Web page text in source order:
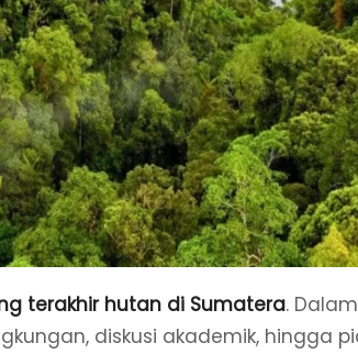
terakhir hutan di Sumatera. Dalam
diskusi akademik, hingga